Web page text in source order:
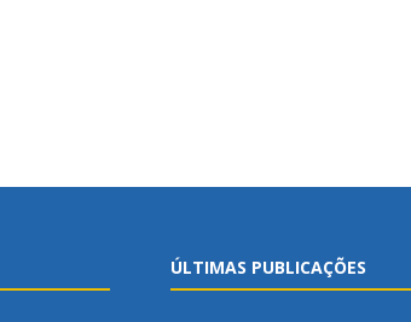
ÚLTIMAS PUBLICAÇÕES